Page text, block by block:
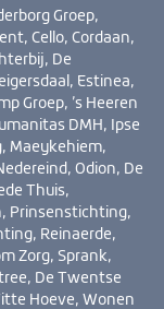
Groep,
Cello, Cordaan,
De
Estinea,
Groep, ’s Heeren
DMH, Ipse
Maeykehiem,
Odion, De
Thuis,
Prinsenstichting,
Reinaerde,
Zorg, Sprank,
De Twentse
Hoeve, Wonen